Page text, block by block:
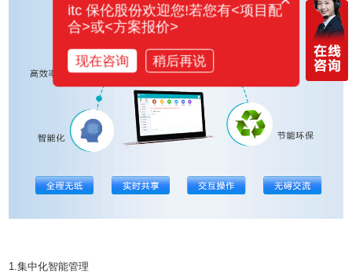
1.集中化智能管理
itc 保伦股份欢迎您!若您有<项目配
合>或<方案报价>
现在咨询 稍后再说